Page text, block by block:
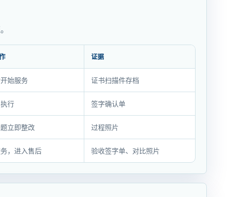
证据
始服务 证书扫描件存档
行 签字确认单
立即整改 过程照片
，进入售后 验收签字单、对比照片